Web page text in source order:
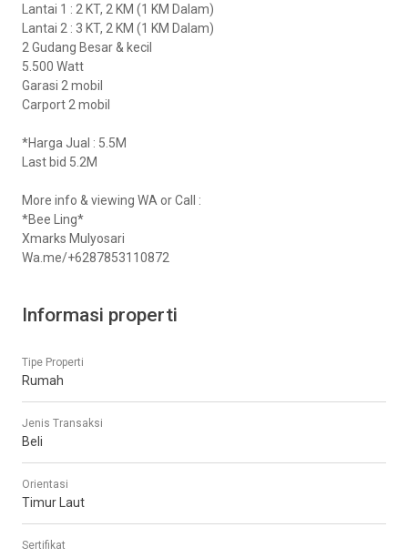
Lantai 1 : 2 KT, 2 KM (1 KM Dalam)
Lantai 2 : 3 KT, 2 KM (1 KM Dalam)
2 Gudang Besar & kecil
5.500 Watt
Garasi 2 mobil
Carport 2 mobil
*Harga Jual : 5.5M
Last bid 5.2M
More info & viewing WA or Call :
*Bee Ling*
Xmarks Mulyosari
Wa.me/+6287853110872
Informasi properti
Tipe Properti
Rumah
Jenis Transaksi
Beli
Orientasi
Timur Laut
Sertifikat